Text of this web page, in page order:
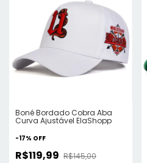
Boné Bordado Cobra Aba
Curva Ajustável ElaShopp
-17% OFF
R$119,99 R$145,00